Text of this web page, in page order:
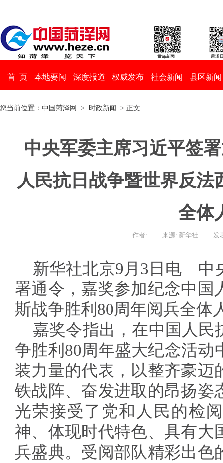
首 页 本地要闻 深度报道 权威发布 社会新闻 县区新闻
您当前位置： 中国菏泽网 > 时政新闻 > 正文
中央军委主席习近平签
人民抗日战争暨世界反法
全体
作者: 来源: 新华社 发
新华社北京9月3日电 中
署通令，嘉奖参加纪念中国
斯战争胜利80周年阅兵全体
嘉奖令指出，在中国人民
争胜利80周年盛大纪念活
装力量的代表，以整齐豪迈
铁战阵、奋发进取的昂扬姿
光荣接受了党和人民的检
神、体现时代特色、具有大
兵盛典。受阅部队精彩出色